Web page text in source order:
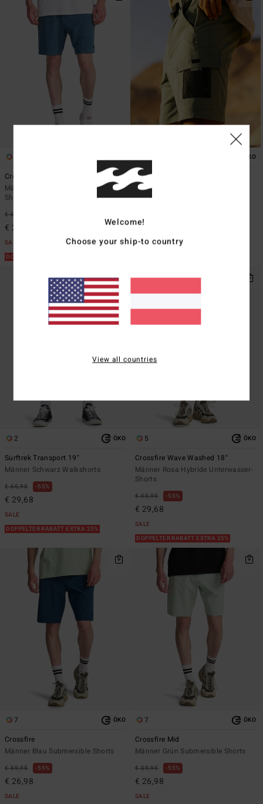
Crossfire Wave Washed 18"
Männer Blau Hybride Unterwasser-
Shorts
€ 65,95
€ 29,68
SALE
DOPPELTER RABATT EXTRA 25%
ÖKO
Surftrek Elastic Cargo
Männer Grün Elastische Shorts
€ 31,48
DOPPELTER RABATT EXTRA 25%
2 ÖKO
Surftrek Transport 19"
Männer Schwarz Walkshorts
€ 65,95 55%
€ 29,68
SALE
DOPPELTER RABATT EXTRA 25%
5 ÖKO
Crossfire Wave Washed 18"
Männer Rosa Hybride Unterwasser-
Shorts
€ 65,95 55%
€ 29,68
SALE
DOPPELTER RABATT EXTRA 25%
7 ÖKO
Crossfire
Männer Blau Submersible Shorts
€ 59,95 55%
€ 26,98
SALE
7 ÖKO
Crossfire Mid
Männer Grün Submersible Shorts
€ 59,95 55%
€ 26,98
SALE
Welcome!
Choose your ship-to country
View all countries